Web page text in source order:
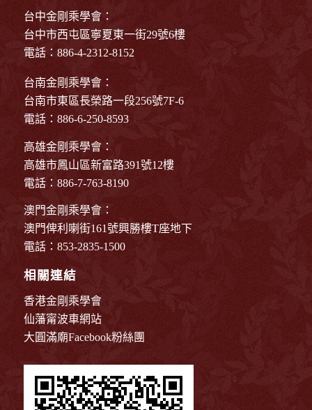
台中金剛乘學會：
台中市西屯區寧夏東一街29號6樓
電話：886-4-2312-8152
台南金剛乘學會：
台南市東區長榮路一段256號7F-6
電話：886-6-250-8593
高雄金剛乘學會：
高雄市鳳山區新富路391號12樓
電話：886-7-763-8190
澳門金剛乘學會：
澳門俾利喇街161號興勝樓T座地下
電話：853-2835-1500
相關連結
香港金剛乘學會
仙藩甯波車網站
大圓滿廟Facebook粉絲團